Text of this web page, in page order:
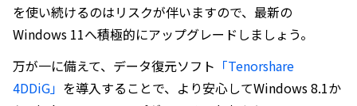
を使い続けるのはリスクが伴いますので、最新の
Windows 11へ積極的にアップグレードしましょう。
万が一に備えて、データ復元ソフト 「Tenorshare
4DDiG」 を導入することで、より安心してWindows 8.1か